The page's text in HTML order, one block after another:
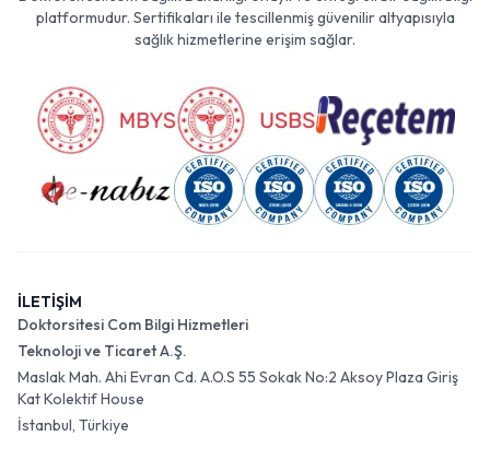
platformudur. Sertifikaları ile tescillenmiş güvenilir altyapısıyla
sağlık hizmetlerine erişim sağlar.
İLETİŞİM
Doktorsitesi Com Bilgi Hizmetleri
Teknoloji ve Ticaret A.Ş.
Maslak Mah. Ahi Evran Cd. A.O.S 55 Sokak No:2 Aksoy Plaza Giriş
Kat Kolektif House
İstanbul, Türkiye